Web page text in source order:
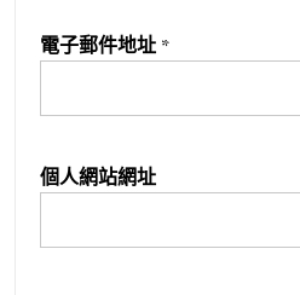
電子郵件地址 *
個人網站網址